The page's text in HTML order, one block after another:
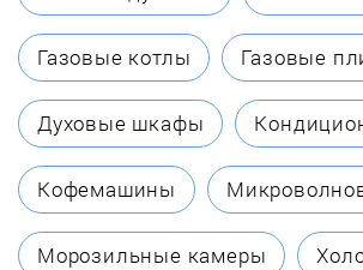
Cata
Daewoo
Darina
De Dietrich
Газовые котлы Газовые
Духовые шкафы
Кофемашины
Морозильные камеры